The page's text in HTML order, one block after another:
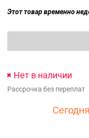
Этот товар временно
Нет в наличии
Рассрочка без переплат